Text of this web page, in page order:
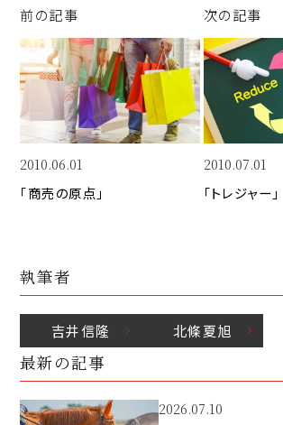
Li
n
k
o
o
k
I
n
前の記事
2010.06.01
「商売の原点」
次の記事
2010.07.01
「トレジャー」
執筆者
吉井信隆 北條夏旭
最新の記事
2026.07.10